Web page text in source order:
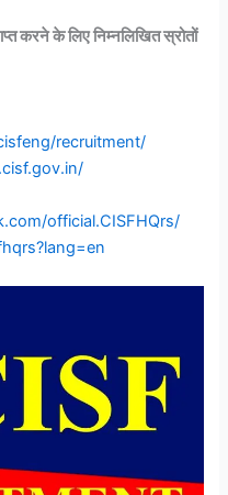
करने के लिए निम्नलिखित स्रोतों
recruitment/
official.CISFHQrs/